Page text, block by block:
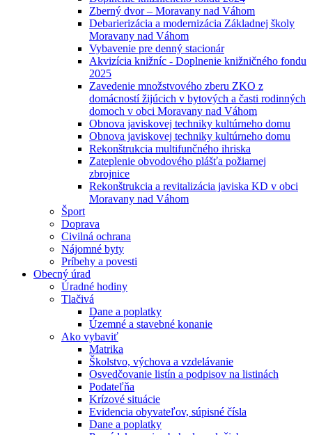
Zberný dvor – Moravany nad Váhom
Debarierizácia a modernizácia Základnej školy
Moravany nad Váhom
Vybavenie pre denný stacionár
Akvizícia knižníc - Doplnenie knižničného fondu
2025
Zavedenie množstvového zberu ZKO z
domácností žijúcich v bytových a časti rodinných
domoch v obci Moravany nad Váhom
Obnova javiskovej techniky kultúrneho domu
Obnova javiskovej techniky kultúrneho domu
Rekonštrukcia multifunčného ihriska
Zateplenie obvodového plášťa požiarnej
zbrojnice
Rekonštrukcia a revitalizácia javiska KD v obci
Moravany nad Váhom
Šport
Doprava
Civilná ochrana
Nájomné byty
Príbehy a povesti
Obecný úrad
Úradné hodiny
Tlačivá
Dane a poplatky
Územné a stavebné konanie
Ako vybaviť
Matrika
Školstvo, výchova a vzdelávanie
Osvedčovanie listín a podpisov na listinách
Podateľňa
Krízové situácie
Evidencia obyvateľov, súpisné čísla
Dane a poplatky